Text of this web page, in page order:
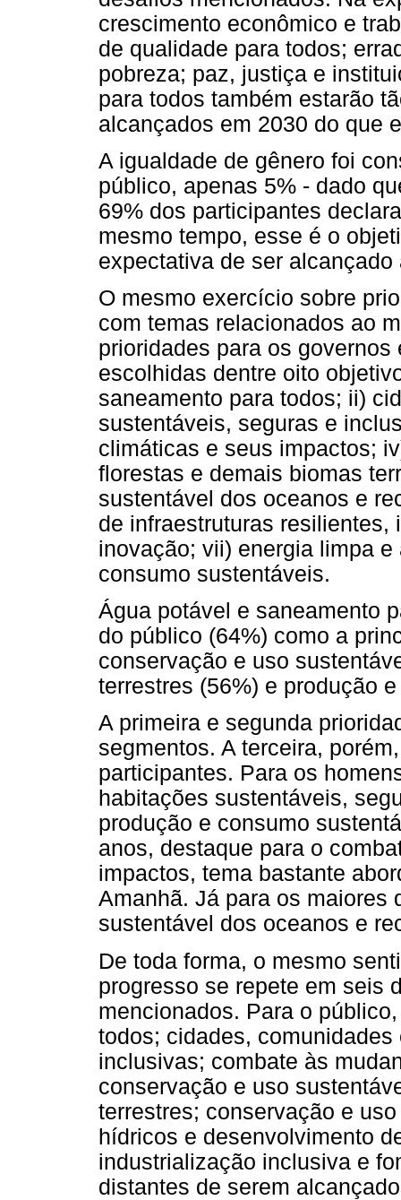
crescimento econômico e
de qualidade para todos;
pobreza; paz, justiça e
para todos também estarão
alcançados em 2030 do que
A igualdade de gênero foi
público, apenas 5% - dado
69% dos participantes
mesmo tempo, esse é o
expectativa de ser
O mesmo exercício sobre
com temas relacionados ao
prioridades para os
escolhidas dentre oito
saneamento para todos; ii)
sustentáveis, seguras e
climáticas e seus impactos;
florestas e demais biomas
sustentável dos oceanos e
de infraestruturas
inovação; vii) energia limpa
consumo sustentáveis.
Água potável e saneamento
do público (64%) como a
conservação e uso
terrestres (56%) e produção
A primeira e segunda
segmentos. A terceira,
participantes. Para os
habitações sustentáveis,
produção e consumo
anos, destaque para o
impactos, tema bastante
Amanhã. Já para os maiores
sustentável dos oceanos e
De toda forma, o mesmo
progresso se repete em seis
mencionados. Para o
todos; cidades,
inclusivas; combate às
conservação e uso
terrestres; conservação e
hídricos e desenvolvimento
industrialização inclusiva e
distantes de serem